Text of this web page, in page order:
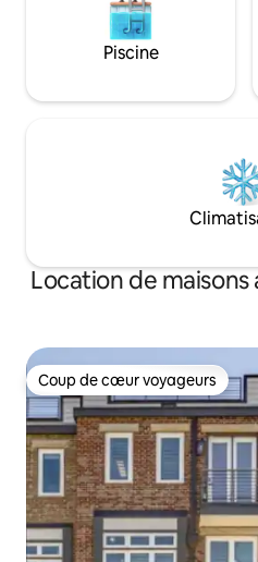
Piscine
Location de maisons
Coup de cœur voyageurs
Coup de cœur voyageurs